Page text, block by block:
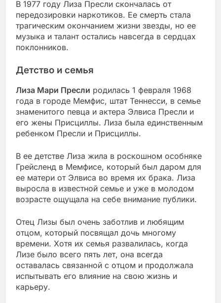
В 1977 году Лиза Пресли скончалась от
передозировки наркотиков. Ее смерть стала
трагическим окончанием жизни звезды, но ее
музыка и талант остались навсегда в сердцах
поклонников.
Детство и семья
Лиза Мари Пресли родилась 1 февраля 1968
года в городе Мемфис, штат Теннесси, в семье
знаменитого певца и актера Элвиса Пресли и
его жены Присциллы. Лиза была единственным
ребенком Пресли и Присциллы.
В ее детстве Лиза жила в роскошном особняке
Грейсленд в Мемфисе, который был даром для
ее матери от Элвиса во время их брака. Лиза
выросла в известной семье и уже в молодом
возрасте ощущала на себе внимание публики.
Отец Лизы был очень заботлив и любящим
отцом, который посвящал дочь многому
времени. Хотя их семья развалилась, когда
Лизе было всего пять лет, она всегда
оставалась связанной с отцом и продолжала
испытывать его влияние на свою жизнь и
карьеру.